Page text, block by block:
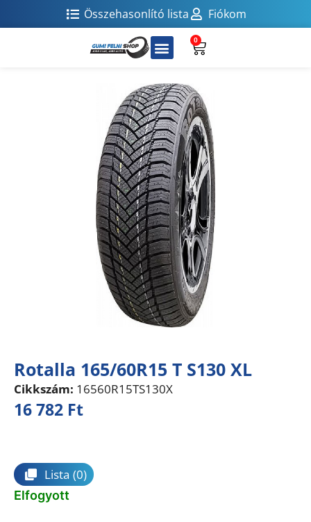
Összehasonlító lista Fiókom
0
Rotalla 165/60R15 T S130 XL
Cikkszám: 16560R15TS130X
16 782 Ft
Lista (0)
Elfogyott